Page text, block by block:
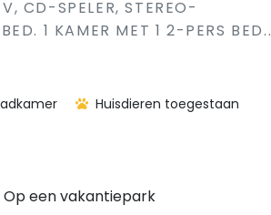
CD-SPELER, STEREO-
1 KAMER MET 1 2-PERS BED..
Huisdieren toegestaan
Op een vakantiepark